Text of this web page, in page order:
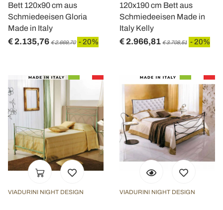
Bett 120x90 cm aus
Schmiedeeisen Gloria
Made in Italy
€ 2.135,76 € 2.669,70 - 20%
120x190 cm Bett aus
Schmiedeeisen Made in
Italy Kelly
€ 2.966,81 € 3.708,51 - 20%
VIADURINI NIGHT DESIGN VIADURINI NIGHT DESIGN